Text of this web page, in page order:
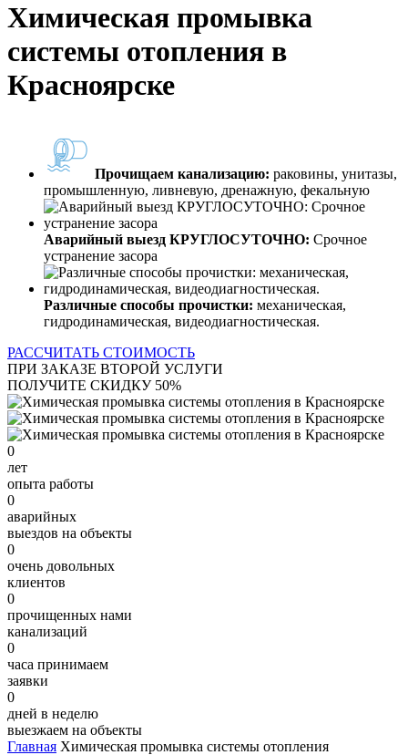
Химическая промывка
системы отопления в
Красноярске
Прочищаем канализацию: раковины, унитазы,
промышленную, ливневую, дренажную, фекальную
Аварийный выезд КРУГЛОСУТОЧНО: Срочное
устранение засора
Различные способы прочистки: механическая,
гидродинамическая, видеодиагностическая.
РАССЧИТАТЬ СТОИМОСТЬ
ПРИ ЗАКАЗЕ ВТОРОЙ УСЛУГИ
ПОЛУЧИТЕ СКИДКУ 50%
0
лет
опыта работы
0
аварийных
выездов на объекты
0
очень довольных
клиентов
0
прочищенных нами
канализаций
0
часа принимаем
заявки
0
дней в неделю
выезжаем на объекты
Главная Химическая промывка системы отопления